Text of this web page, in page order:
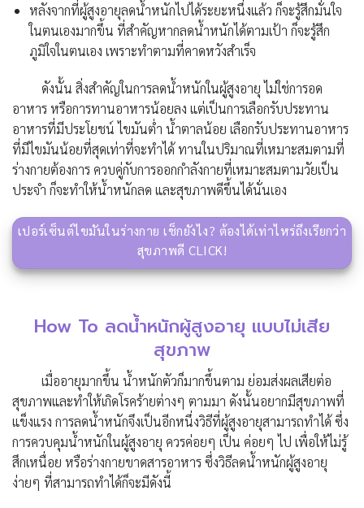
หลังจากที่ผู้สูงอายุลดน้ำหนักไปได้ระยะหนึ่งแล้ว ก็จะรู้สึกมั่นใจ
ในตนเองมากขึ้น ที่สำคัญหากลดน้ำหนักได้ตามเป้า ก็จะรู้สึก
ภูมิใจในตนเอง เพราะทำตามที่คาดหวังสำเร็จ
ดังนั้น สิ่งสำคัญในการลดน้ำหนักในผู้สูงอายุ ไม่ใช่การอด
อาหาร หรือการทานอาหารน้อยลง แต่เป็นการเลือกรับประทาน
อาหารที่มีประโยชน์ ไขมันต่ำ น้ำตาลน้อย เลือกรับประทานอาหาร
ที่มีไขมันน้อยที่สุดเท่าที่จะทำได้ ทานในปริมาณที่เหมาะสมตามที่
ร่างกายต้องการ ควบคู่กับการออกกำลังกายที่เหมาะสมตามวัยเป็น
ประจำ ก็จะทำให้น้ำหนักลด และสุขภาพดีขึ้นได้นั่นเอง
เปอร์เซ็นต์ไขมันในร่างกาย เช็กยังไง? ต้องได้เท่าไหร่ถึงเรียกว่า
สุขภาพดี CLICK!
How To ลดน้ำหนักผู้สูงอายุ แบบไม่เสีย
สุขภาพ
เมื่ออายุมากขึ้น น้ำหนักตัวก็มากขึ้นตาม ย่อมส่งผลเสียต่อ
สุขภาพและทำให้เกิดโรคร้ายต่างๆ ตามมา ดังนั้นอยากมีสุขภาพที่
แข็งแรง การลดน้ำหนักจึงเป็นอีกหนึ่งวิธีที่ผู้สูงอายุสามารถทำได้ซึ่ง
การควบคุมน้ำหนักในผู้สูงอายุ ควรค่อยๆ เป็น ค่อยๆ ไป เพื่อให้ไม่รู้
สึกเหนื่อย หรือร่างกายขาดสารอาหาร ซึ่งวิธีลดน้ำหนักผู้สูงอายุ
ง่ายๆ ที่สามารถทำได้ก็จะมีดังนี้